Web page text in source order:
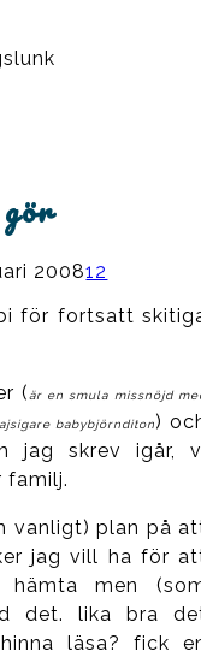
200812
för fortsatt
(är en smula missnöjd
babybjörnditon)
jag skrev igår,
familj.
vanligt) plan på
jag vill ha för
men
det. lika bra
läsa? fick